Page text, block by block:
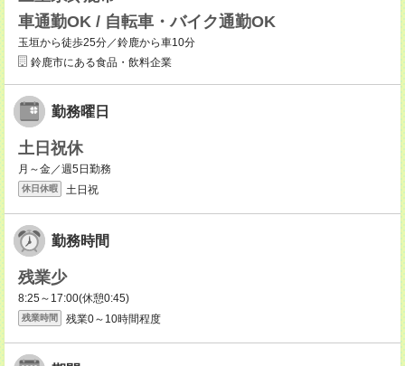
車通勤OK / 自転車・バイク通勤OK
玉垣から徒歩25分／鈴鹿から車10分
鈴鹿市にある食品・飲料企業
勤務曜日
土日祝休
月～金／週5日勤務
休日休暇 土日祝
勤務時間
残業少
8:25～17:00(休憩0:45)
残業時間 残業0～10時間程度